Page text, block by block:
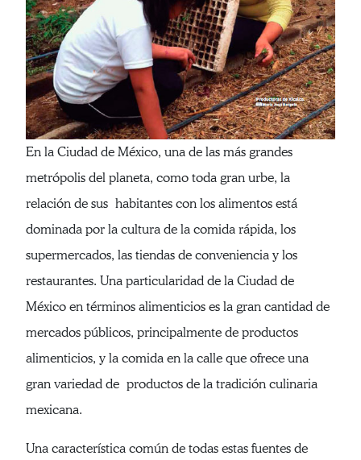
En la Ciudad de México, una de las más grandes
metrópolis del planeta, como toda gran urbe, la
relación de sus habitantes con los alimentos está
dominada por la cultura de la comida rápida, los
supermercados, las tiendas de conveniencia y los
restaurantes. Una particularidad de la Ciudad de
México en términos alimenticios es la gran cantidad de
mercados públicos, principalmente de productos
alimenticios, y la comida en la calle que ofrece una
gran variedad de productos de la tradición culinaria
mexicana.
Una característica común de todas estas fuentes de